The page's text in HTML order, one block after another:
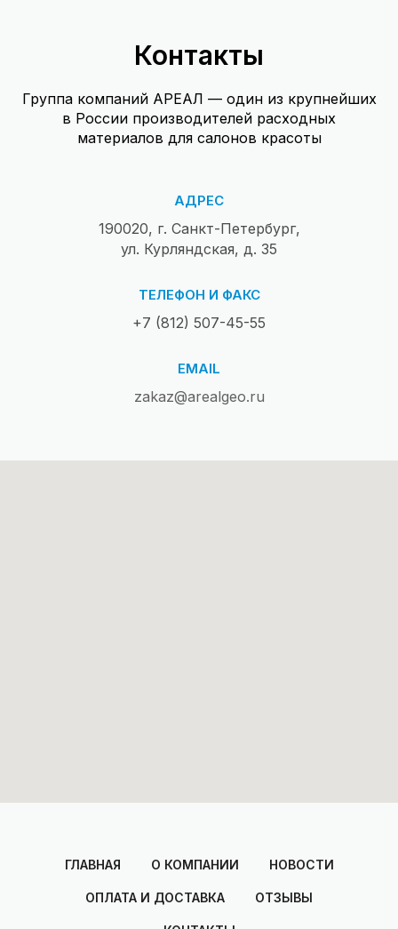
Контакты
Группа компаний АРЕАЛ — один из крупнейших
в России производителей расходных
материалов для салонов красоты
АДРЕС
190020, г. Санкт-Петербург,
ул. Курляндская, д. 35
ТЕЛЕФОН И ФАКС
+7 (812) 507-45-55
EMAIL
zakaz@arealgeo.ru
ГЛАВНАЯ О КОМПАНИИ НОВОСТИ
ОПЛАТА И ДОСТАВКА ОТЗЫВЫ